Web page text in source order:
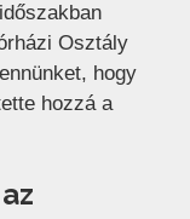
Osztály
hogy
hozzá a